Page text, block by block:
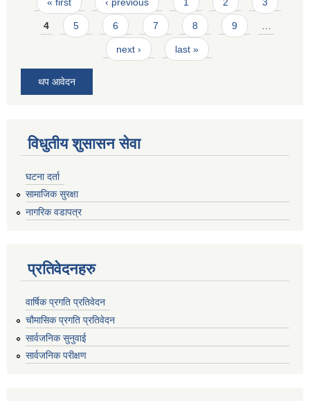
« first ‹ previous 1 2 3
4 5 6 7 8 9 …
next › last »
थप आवेदन
विधुतीय शुसासन सेवा
घटना दर्ता
सामाजिक सुरक्षा
नागरिक वडापत्र
प्रतिवेदनहरु
वार्षिक प्रगति प्रतिवेदन
चौमासिक प्रगति प्रतिवेदन
सार्वजनिक सुनुवाई
सार्वजनिक परीक्षण